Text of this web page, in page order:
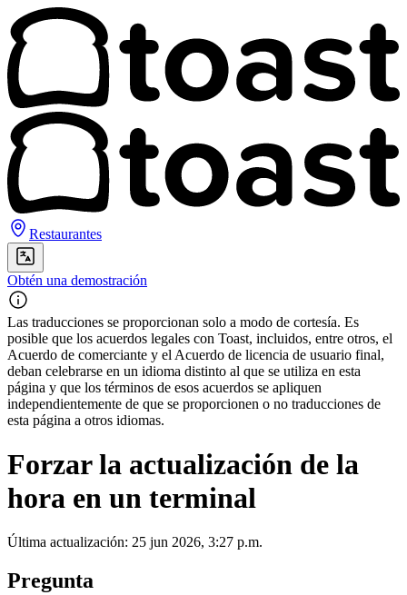
Restaurantes
Obtén una demostración
Las traducciones se proporcionan solo a modo de cortesía. Es
posible que los acuerdos legales con Toast, incluidos, entre otros, el
Acuerdo de comerciante y el Acuerdo de licencia de usuario final,
deban celebrarse en un idioma distinto al que se utiliza en esta
página y que los términos de esos acuerdos se apliquen
independientemente de que se proporcionen o no traducciones de
esta página a otros idiomas.
Forzar la actualización de la
hora en un terminal
Última actualización: 25 jun 2026, 3:27 p.m.
Pregunta